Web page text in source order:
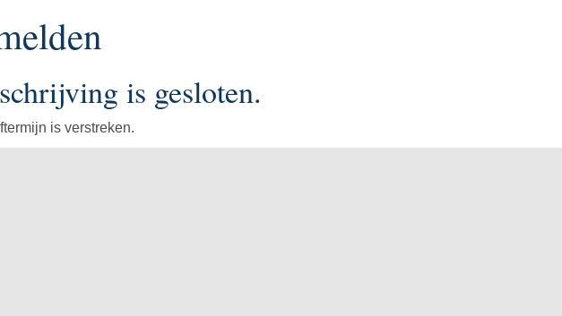
is gesloten.
is verstreken.